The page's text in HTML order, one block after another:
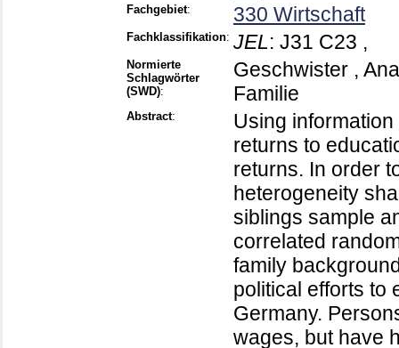
Fachgebiet: 330 Wirtschaft
Fachklassifikation: JEL: J31 C23 ,
Normierte
Schlagwörter
(SWD):
Geschwister ,
Familie
Abstract:
Using
returns to
returns. In order
heterogeneity
siblings sample
correlated
family
political efforts to
Germany.
wages, but have